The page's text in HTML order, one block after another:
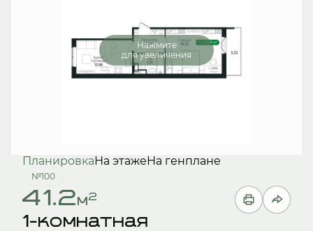
Нажмите
для увеличения
ПланировкаНа этажеНа генплане
№100
41.2м2
1-комнатная